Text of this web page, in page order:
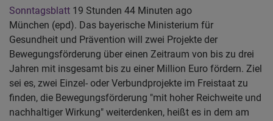
Sonntagsblatt 19 Stunden 44 Minuten ago
München (epd). Das bayerische Ministerium für
Gesundheit und Prävention will zwei Projekte der
Bewegungsförderung über einen Zeitraum von bis zu drei
Jahren mit insgesamt bis zu einer Million Euro fördern. Ziel
sei es, zwei Einzel- oder Verbundprojekte im Freistaat zu
finden, die Bewegungsförderung "mit hoher Reichweite und
nachhaltiger Wirkung" weiterdenken, heißt es in dem am